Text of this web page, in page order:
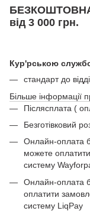
БЕЗКОШТОВНА
від 3 000 грн.
Кур'рською
стандарт до
Більше інформації
Післясплата (
Безготівковий
Онлайн-оплата
можете
систему
Онлайн-оплата
оплатити
систему LiqPay